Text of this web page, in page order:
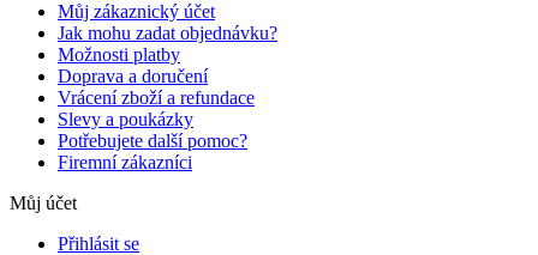
Můj zákaznický účet
Jak mohu zadat objednávku?
Možnosti platby
Doprava a doručení
Vrácení zboží a refundace
Slevy a poukázky
Potřebujete další pomoc?
Firemní zákazníci
Můj účet
Přihlásit se